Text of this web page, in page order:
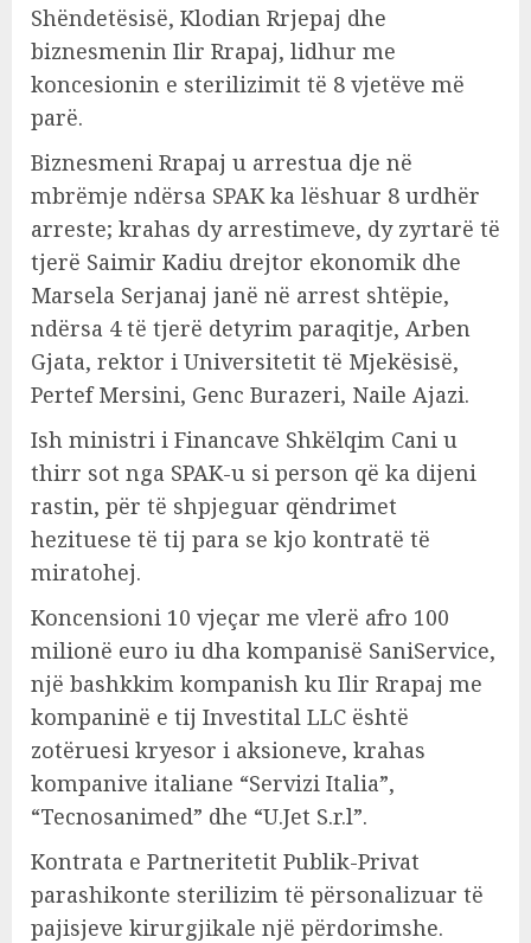
Shëndetësisë, Klodian Rrjepaj dhe
biznesmenin Ilir Rrapaj, lidhur me
koncesionin e sterilizimit të 8 vjetëve më
parë.
Biznesmeni Rrapaj u arrestua dje në
mbrëmje ndërsa SPAK ka lëshuar 8 urdhër
arreste; krahas dy arrestimeve, dy zyrtarë të
tjerë Saimir Kadiu drejtor ekonomik dhe
Marsela Serjanaj janë në arrest shtëpie,
ndërsa 4 të tjerë detyrim paraqitje, Arben
Gjata, rektor i Universitetit të Mjekësisë,
Pertef Mersini, Genc Burazeri, Naile Ajazi.
Ish ministri i Financave Shkëlqim Cani u
thirr sot nga SPAK-u si person që ka dijeni
rastin, për të shpjeguar qëndrimet
hezituese të tij para se kjo kontratë të
miratohej.
Koncensioni 10 vjeçar me vlerë afro 100
milionë euro iu dha kompanisë SaniService,
një bashkkim kompanish ku Ilir Rrapaj me
kompaninë e tij Investital LLC është
zotëruesi kryesor i aksioneve, krahas
kompanive italiane “Servizi Italia”,
“Tecnosanimed” dhe “U.Jet S.r.l”.
Kontrata e Partneritetit Publik-Privat
parashikonte sterilizim të përsonalizuar të
pajisjeve kirurgjikale një përdorimshe.